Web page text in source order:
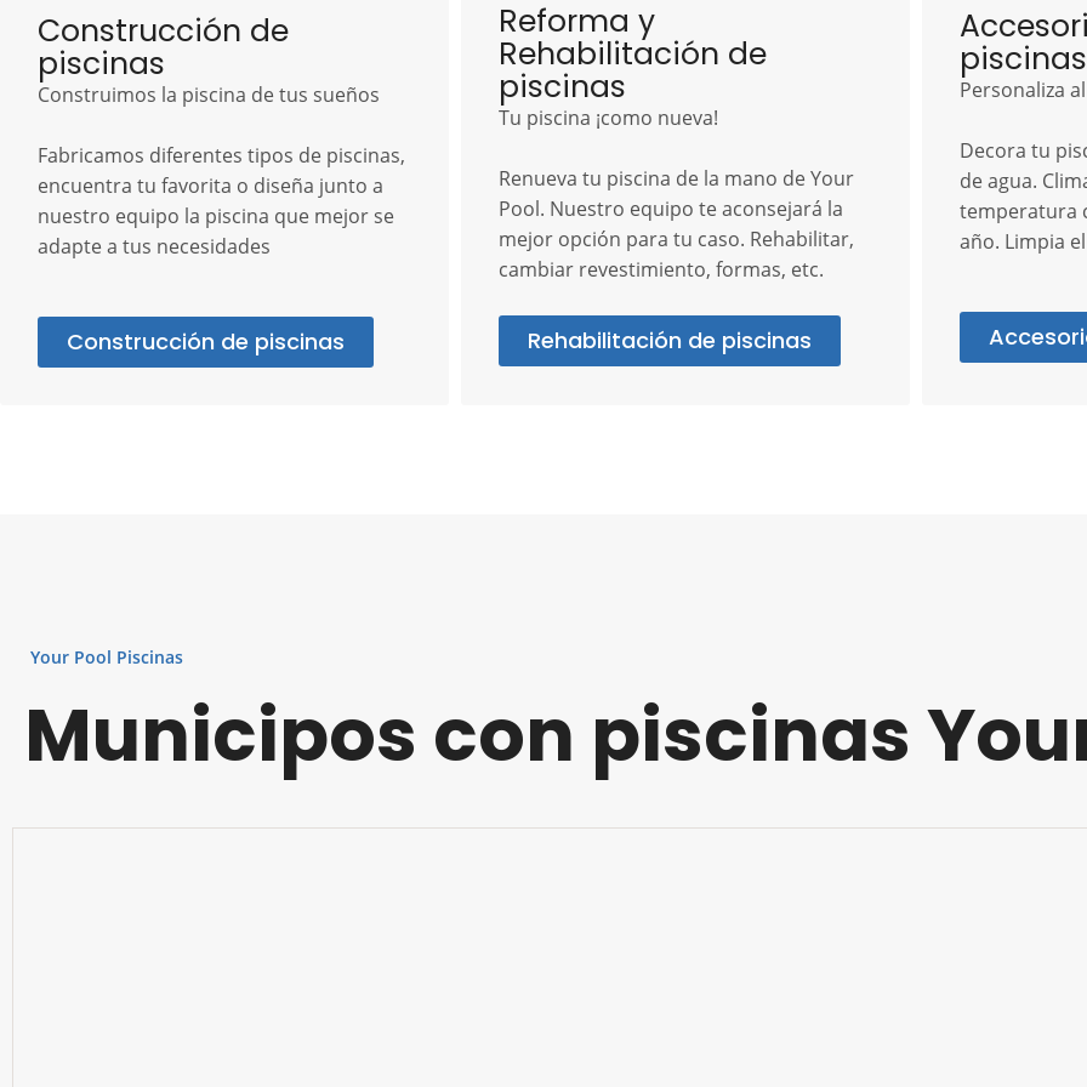
Construcción de
piscinas
Construimos la piscina de tus sueños
Fabricamos diferentes tipos de piscinas,
encuentra tu favorita o diseña junto a
nuestro equipo la piscina que mejor se
adapte a tus necesidades
Construcción de piscinas
Reforma y
Rehabilitación de
piscinas
Tu piscina ¡como nueva!
Renueva tu piscina de la mano de Your
Pool. Nuestro equipo te aconsejará la
mejor opción para tu caso. Rehabilitar,
cambiar revestimiento, formas, etc.
Rehabilitación de piscinas
piscinas
Personaliza
Decora tu
de agua.
temperatura
año. Limpia
Your Pool Piscinas
Municipos con piscinas